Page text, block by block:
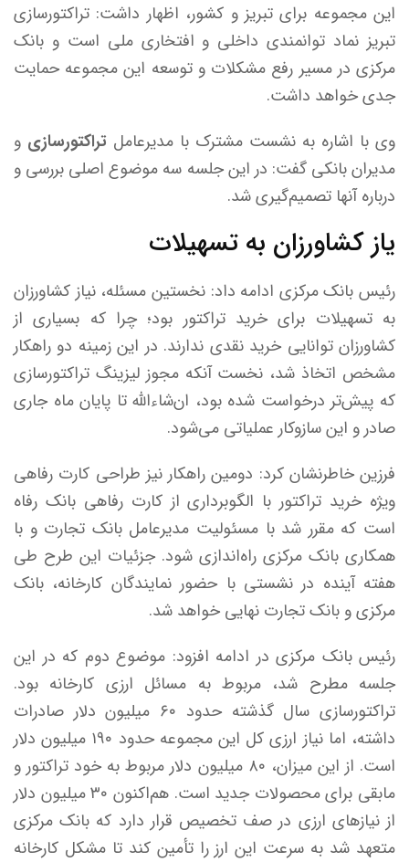
این مجموعه برای تبریز و کشور، اظهار داشت: تراکتورسازی
تبریز نماد توانمندی داخلی و افتخاری ملی است و بانک
مرکزی در مسیر رفع مشکلات و توسعه این مجموعه حمایت
جدی خواهد داشت.
وی با اشاره به نشست مشترک با مدیرعامل تراکتورسازی و
مدیران بانکی گفت: در این جلسه سه موضوع اصلی بررسی و
درباره آنها تصمیم‌گیری شد.
یاز کشاورزان به تسهیلات
رئیس بانک مرکزی ادامه داد: نخستین مسئله، نیاز کشاورزان
به تسهیلات برای خرید تراکتور بود؛ چرا که بسیاری از
کشاورزان توانایی خرید نقدی ندارند. در این زمینه دو راهکار
مشخص اتخاذ شد، نخست آنکه مجوز لیزینگ تراکتورسازی
که پیش‌تر درخواست شده بود، ان‌شاءالله تا پایان ماه جاری
صادر و این سازوکار عملیاتی می‌شود.
فرزین خاطرنشان کرد: دومین راهکار نیز طراحی کارت رفاهی
ویژه خرید تراکتور با الگوبرداری از کارت رفاهی بانک رفاه
است که مقرر شد با مسئولیت مدیرعامل بانک تجارت و با
همکاری بانک مرکزی راه‌اندازی شود. جزئیات این طرح طی
هفته آینده در نشستی با حضور نمایندگان کارخانه، بانک
مرکزی و بانک تجارت نهایی خواهد شد.
رئیس بانک مرکزی در ادامه افزود: موضوع دوم که در این
جلسه مطرح شد، مربوط به مسائل ارزی کارخانه بود.
تراکتورسازی سال گذشته حدود ۶۰ میلیون دلار صادرات
داشته، اما نیاز ارزی کل این مجموعه حدود ۱۹۰ میلیون دلار
است. از این میزان، ۸۰ میلیون دلار مربوط به خود تراکتور و
مابقی برای محصولات جدید است. هم‌اکنون ۳۰ میلیون دلار
از نیاز‌های ارزی در صف تخصیص قرار دارد که بانک مرکزی
متعهد شد به سرعت این ارز را تأمین کند تا مشکل کارخانه